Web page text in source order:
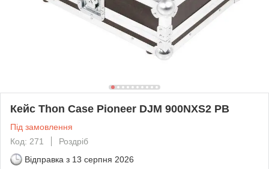
Кейс Thon Case Pioneer DJM 900NXS2 PB
Під замовлення
Код: 271
Роздріб
Відправка з 13 серпня 2026